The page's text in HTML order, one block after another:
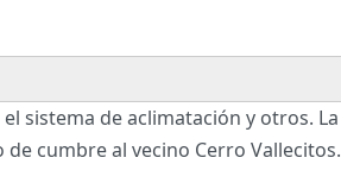
sistema de aclimatación y otros. La
cumbre al vecino Cerro Vallecitos.